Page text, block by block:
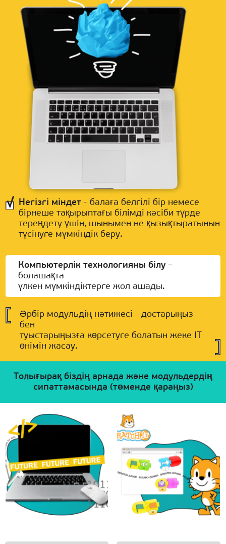
Негізгі міндет - балаға белгілі бір немесе
бірнеше тақырыптағы білімді кәсіби түрде
тереңдету үшін, шынымен не қызықтыратынын
түсінуге мүмкіндік беру.
Компьютерлік технологияны білу–
болашақта
үлкен мүмкіндіктерге жол ашады.
Әрбір модульдің нәтижесі - достарыңыз
бен
туыстарыңызға көрсетуге болатын жеке ІТ
өнімін жасау.
Толығырақ біздің арнада және модульдердің
сипаттамасында (төменде қараңыз)